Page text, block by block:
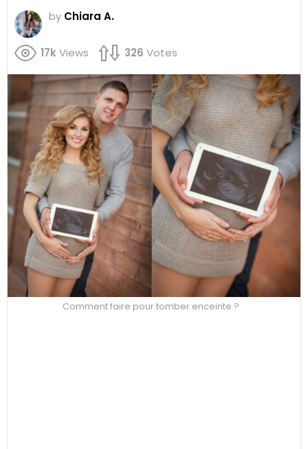
by Chiara A.
17kViews 326 Votes
Comment faire pour tomber enceinte ?